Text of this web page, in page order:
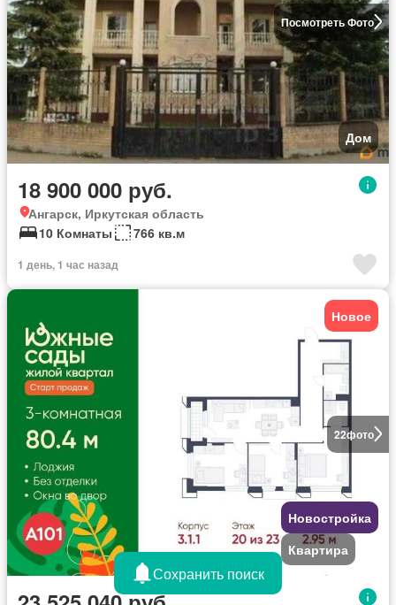
Посмотреть Фото
Дом
18 900 000 руб.
Ангарск, Иркутская область
10 Комнаты
766 кв.м
1 день, 1 час назад
22фото
Новое
Новостройка
Квартира
Сохранить поиск